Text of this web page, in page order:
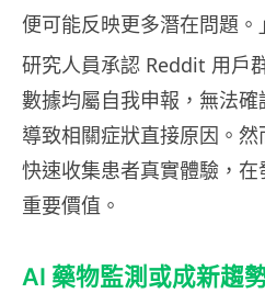
便可能反映更多潛在問題。」
研究人員承認 Reddit 用戶
數據均屬自我申報，無法
導致相關症狀直接原因。
快速收集患者真實體驗，
重要價值。
AI 藥物監測或成新趨